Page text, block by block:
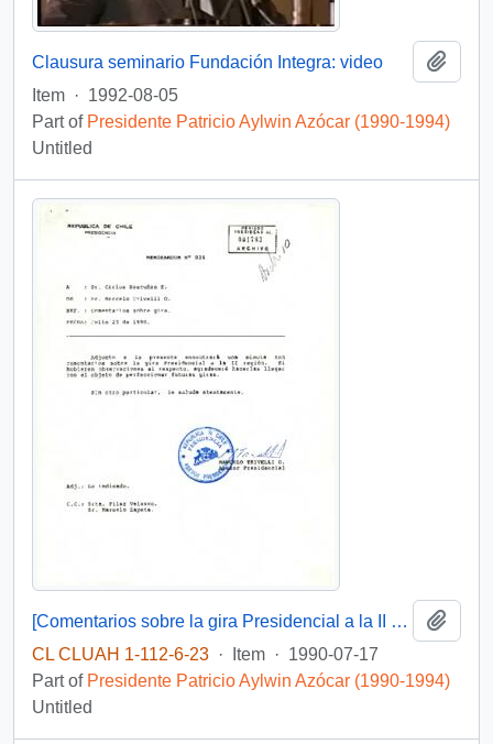
Clausura seminario Fundación Integra: video
Item · 1992-08-05
Part of Presidente Patricio Aylwin Azócar (1990-1994)
Untitled
[Comentarios sobre la gira Presidencial a la II región]
CL CLUAH 1-112-6-23 · Item · 1990-07-17
Part of Presidente Patricio Aylwin Azócar (1990-1994)
Untitled